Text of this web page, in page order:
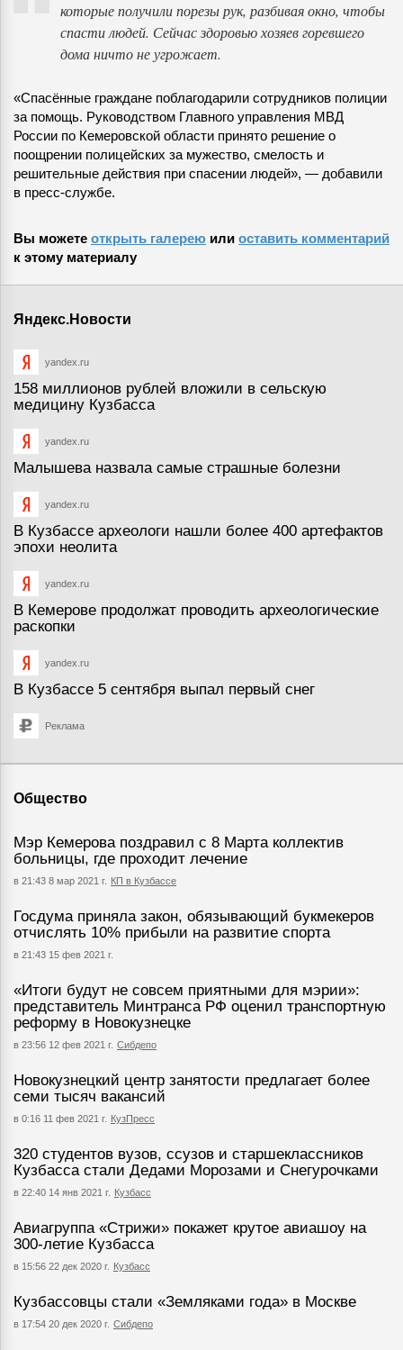
которые получили порезы рук, разбивая окно, чтобы
спасти людей. Сейчас здоровью хозяев горевшего
дома ничто не угрожает.
«Спасённые граждане поблагодарили сотрудников полиции
за помощь. Руководством Главного управления МВД
России по Кемеровской области принято решение о
поощрении полицейских за мужество, смелость и
решительные действия при спасении людей», — добавили
в пресс-службе.
Вы можете открыть галерею или оставить комментарий
к этому материалу
Яндекс.Новости
yandex.ru
158 миллионов рублей вложили в сельскую
медицину Кузбасса
yandex.ru
Малышева назвала самые страшные болезни
yandex.ru
В Кузбассе археологи нашли более 400 артефактов
эпохи неолита
yandex.ru
В Кемерове продолжат проводить археологические
раскопки
yandex.ru
В Кузбассе 5 сентября выпал первый снег
Реклама
Общество
Мэр Кемерова поздравил с 8 Марта коллектив
больницы, где проходит лечение
в 21:43 8 мар 2021 г. КП в Кузбассе
Госдума приняла закон, обязывающий букмекеров
отчислять 10% прибыли на развитие спорта
в 21:43 15 фев 2021 г.
«Итоги будут не совсем приятными для мэрии»:
представитель Минтранса РФ оценил транспортную
реформу в Новокузнецке
в 23:56 12 фев 2021 г. Сибдепо
Новокузнецкий центр занятости предлагает более
семи тысяч вакансий
в 0:16 11 фев 2021 г. КузПресс
320 студентов вузов, ссузов и старшеклассников
Кузбасса стали Дедами Морозами и Снегурочками
в 22:40 14 янв 2021 г. Кузбасс
Авиагруппа «Стрижи» покажет крутое авиашоу на
300-летие Кузбасса
в 15:56 22 дек 2020 г. Кузбасс
Кузбассовцы стали «Земляками года» в Москве
в 17:54 20 дек 2020 г. Сибдепо